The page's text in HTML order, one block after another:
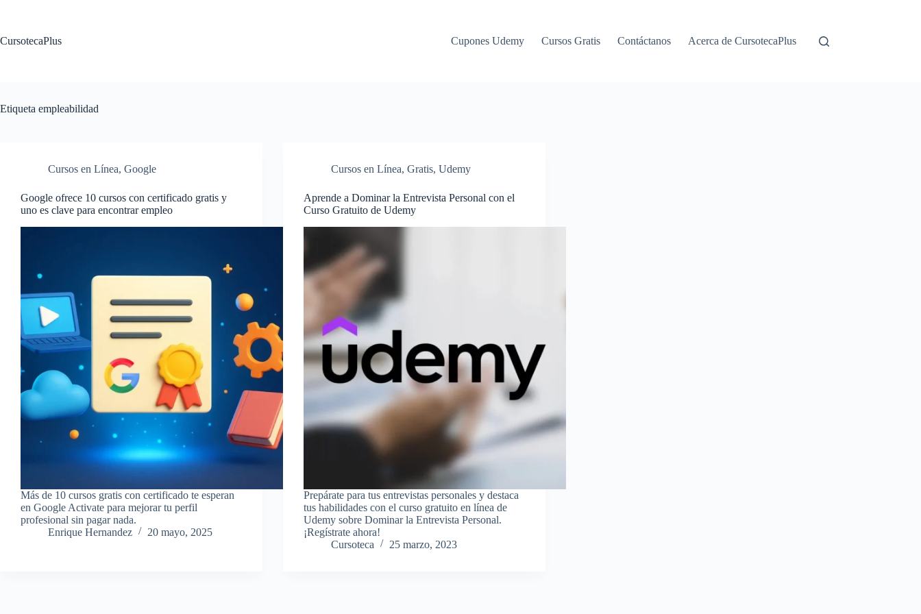
CursotecaPlus
Cupones Udemy Cursos Gratis Contáctanos Acerca de CursotecaPlus
Etiqueta empleabilidad
Cursos en Línea, Google
Google ofrece 10 cursos con certificado gratis y
uno es clave para encontrar empleo
Más de 10 cursos gratis con certificado te esperan
en Google Activate para mejorar tu perfil
profesional sin pagar nada.
Enrique Hernandez
20 mayo, 2025
Cursos en Línea,Gratis,Udemy
Aprende a Dominar la Entrevista Personal con el
Curso Gratuito de Udemy
Prepárate para tus entrevistas personales y destaca
tus habilidades con el curso gratuito en línea de
Udemy sobre Dominar la Entrevista Personal.
¡Regístrate ahora!
Cursoteca
25 marzo, 2023